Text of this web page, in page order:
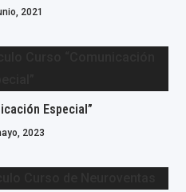
2021
Especial”
2023